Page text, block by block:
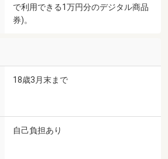
で利用できる1万円分のデジタル商品
券)。
18歳3月末まで
自己負担あり